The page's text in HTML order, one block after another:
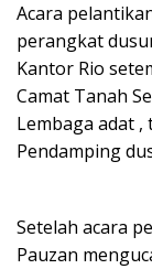
Acara
perangkat
Kantor Rio
Camat Tanah
Lembaga adat
Pendamping
Setelah acara
Pauzan